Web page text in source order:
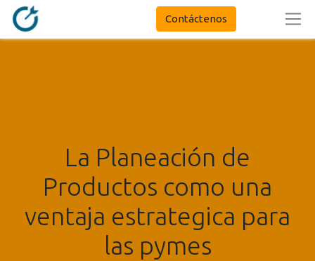
Contáctenos
La Planeación de
Productos como una
ventaja estrategica para
las pymes